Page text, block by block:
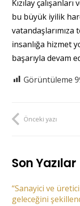
Kızılay
bu büyük iyilik
vatandaşlarımıza
insanlığa hizmet
başarıyla devam
Görüntüleme
Önceki yazı
Son Yazılar
“Sanayici ve
geleceğini